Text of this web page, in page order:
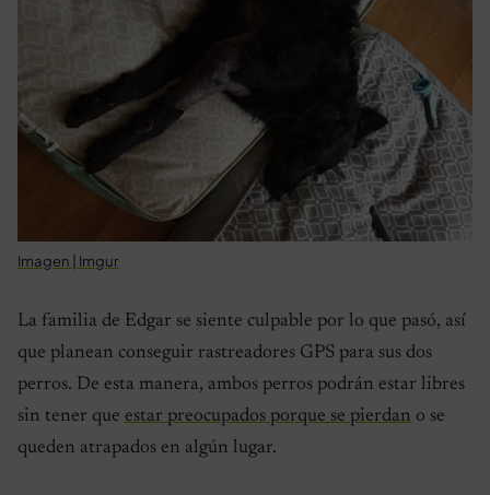
Imagen | Imgur
La familia de Edgar se siente culpable por lo que pasó, así
que planean conseguir rastreadores GPS para sus dos
perros. De esta manera, ambos perros podrán estar libres
sin tener que estar preocupados porque se pierdan o se
queden atrapados en algún lugar.